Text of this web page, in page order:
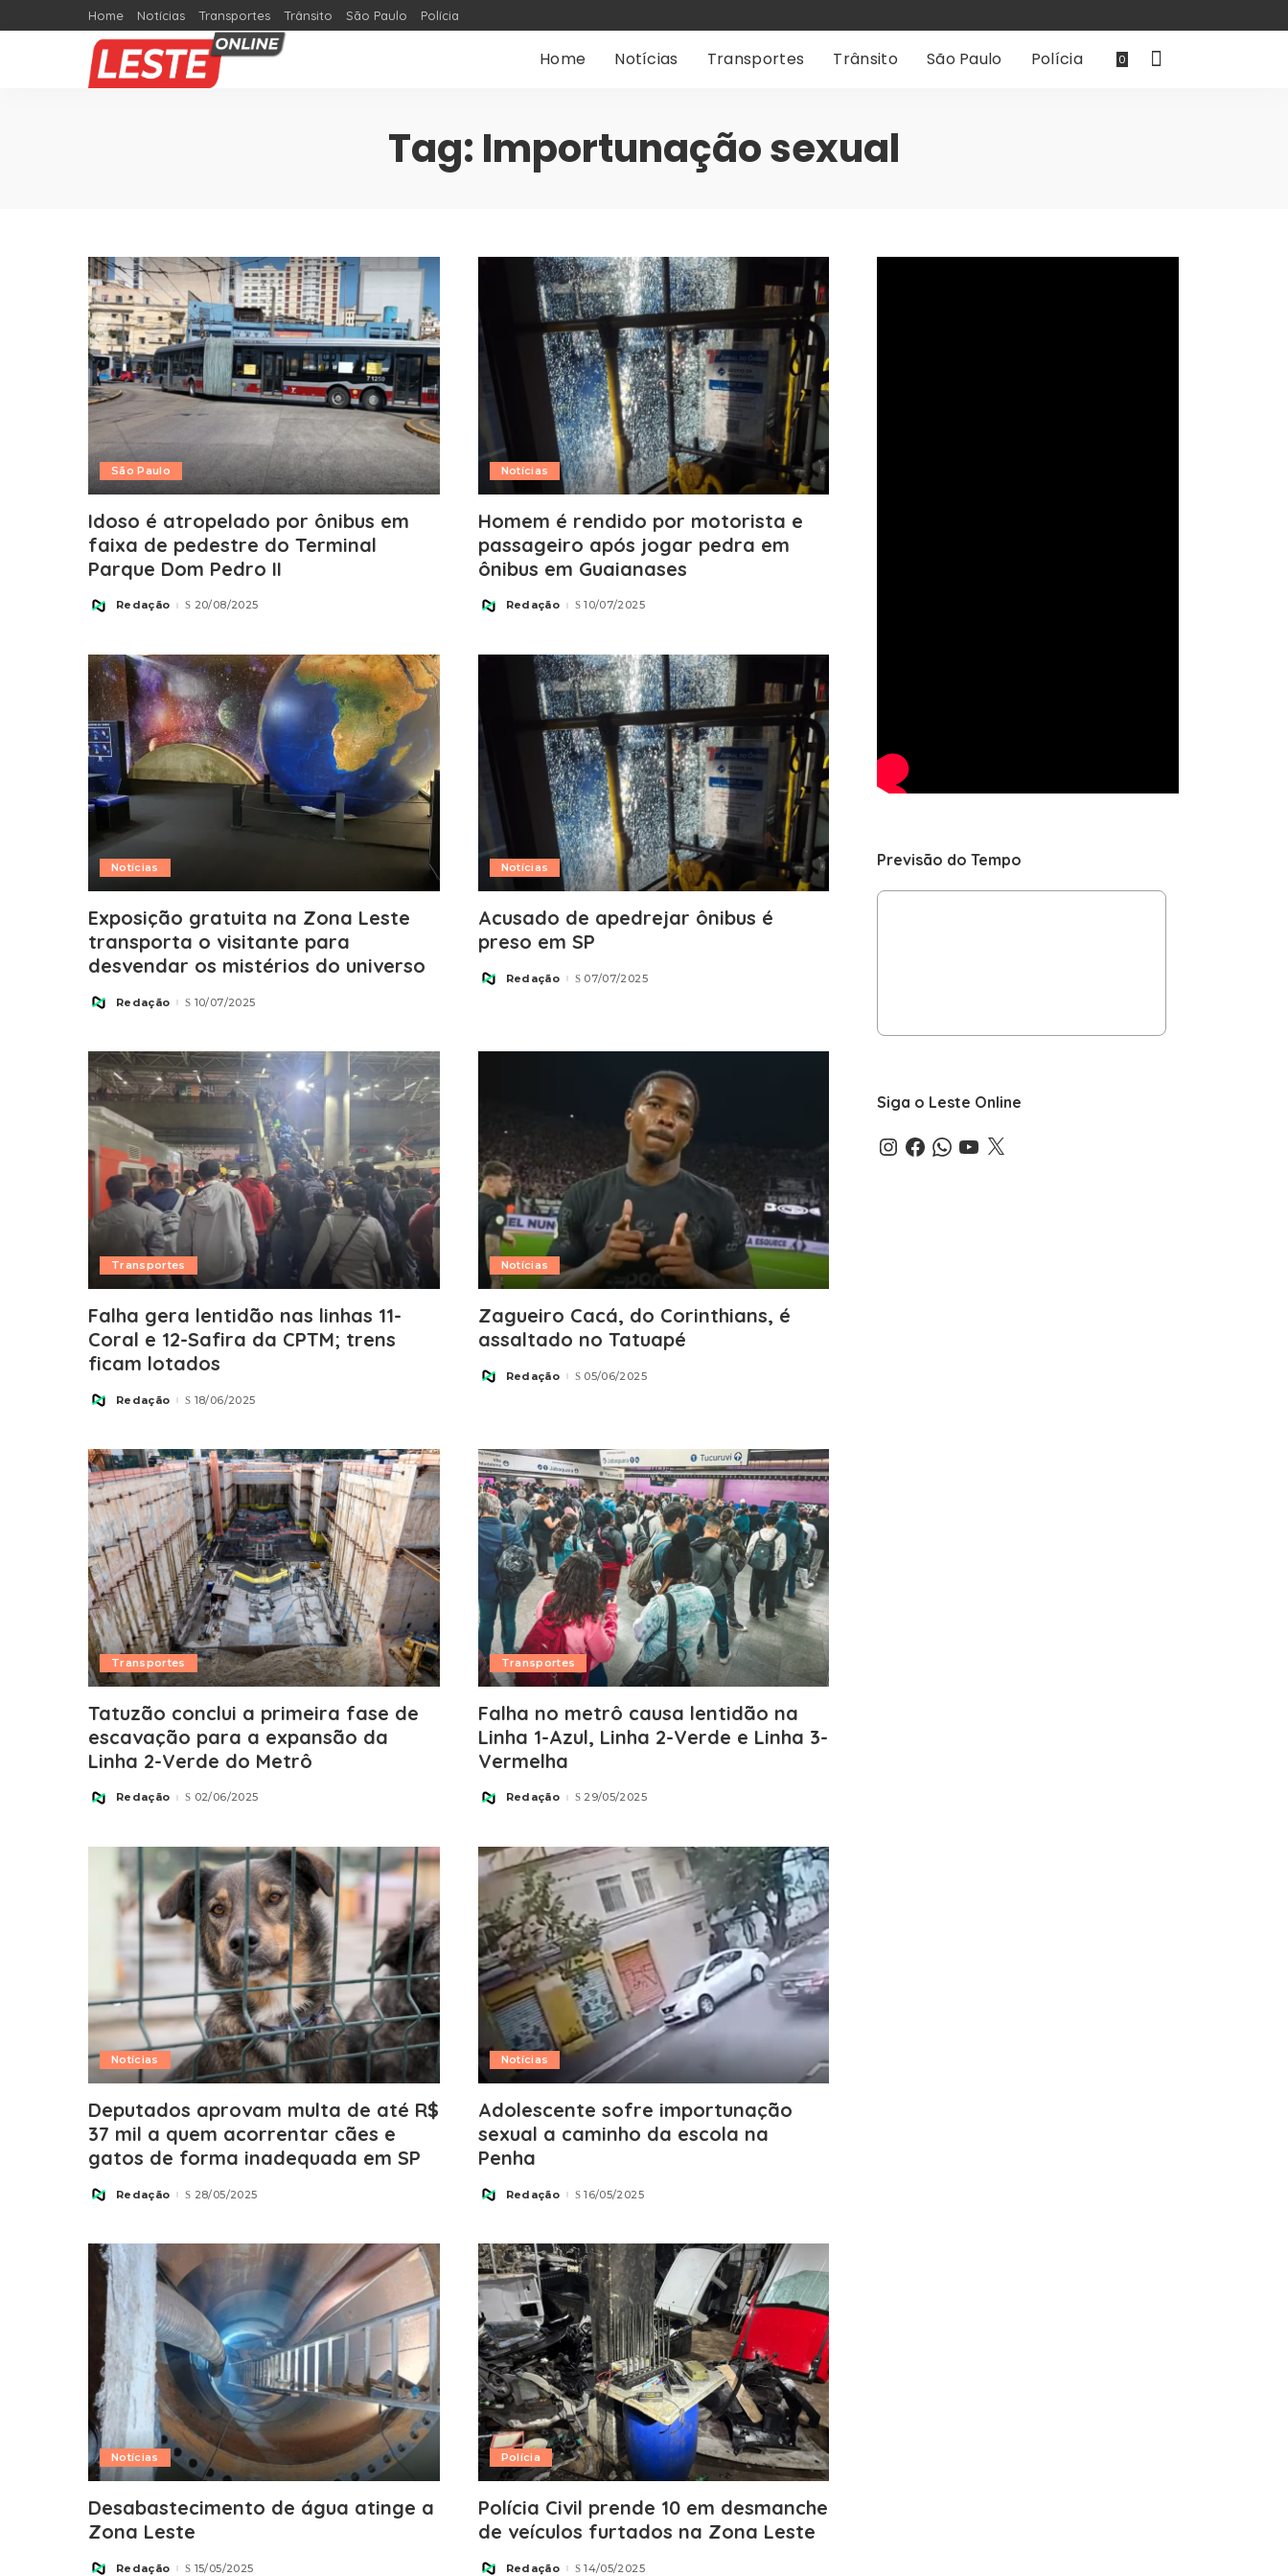
Home Notícias Transportes Trânsito São Paulo Polícia
Home Notícias Transportes Trânsito São Paulo Polícia 0
Tag: Importunação sexual
São Paulo
Idoso é atropelado por ônibus em
faixa de pedestre do Terminal
Parque Dom Pedro II
PostedRedação 20/08/2025
Notícias
Homem é rendido por motorista e
passageiro após jogar pedra em
ônibus em Guaianases
PostedRedação 10/07/2025
Notícias
Exposição gratuita na Zona Leste
transporta o visitante para
desvendar os mistérios do universo
PostedRedação 10/07/2025
Notícias
Acusado de apedrejar ônibus é
preso em SP
PostedRedação 07/07/2025
Transportes
Falha gera lentidão nas linhas 11-
Coral e 12-Safira da CPTM; trens
ficam lotados
PostedRedação 18/06/2025
Notícias
Zagueiro Cacá, do Corinthians, é
assaltado no Tatuapé
PostedRedação 05/06/2025
Transportes
Tatuzão conclui a primeira fase de
escavação para a expansão da
Linha 2-Verde do Metrô
PostedRedação 02/06/2025
Transportes
Falha no metrô causa lentidão na
Linha 1-Azul, Linha 2-Verde e Linha 3-
Vermelha
PostedRedação 29/05/2025
Notícias
Deputados aprovam multa de até R$
37 mil a quem acorrentar cães e
gatos de forma inadequada em SP
PostedRedação 28/05/2025
Notícias
Adolescente sofre importunação
sexual a caminho da escola na
Penha
PostedRedação 16/05/2025
Notícias
Desabastecimento de água atinge a
Zona Leste
PostedRedação 15/05/2025
Polícia
Polícia Civil prende 10 em desmanche
de veículos furtados na Zona Leste
PostedRedação 14/05/2025
Previsão do Tempo
Siga o Leste Online
Instagram
Facebook
WhatsApp
YouTube
X